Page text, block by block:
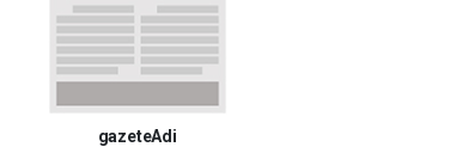
gazeteAdi